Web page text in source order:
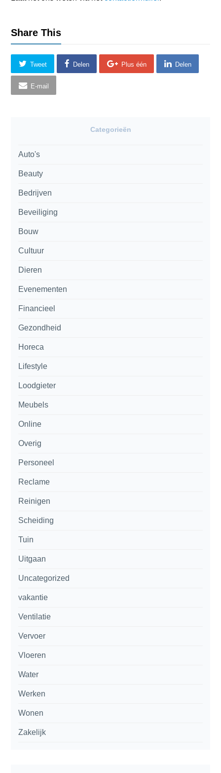
Share This
Tweet Delen Plus één Delen
E-mail
Categorieën
Auto's
Beauty
Bedrijven
Beveiliging
Bouw
Cultuur
Dieren
Evenementen
Financieel
Gezondheid
Horeca
Lifestyle
Loodgieter
Meubels
Online
Overig
Personeel
Reclame
Reinigen
Scheiding
Tuin
Uitgaan
Uncategorized
vakantie
Ventilatie
Vervoer
Vloeren
Water
Werken
Wonen
Zakelijk